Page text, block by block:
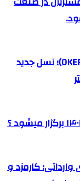
معرفی کرکره فولادی اوکر (OKER)؛ نسل جدید
کارمزد و